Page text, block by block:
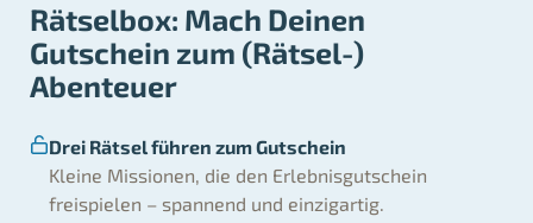
Rätselbox: Mach Deinen
Gutschein zum (Rätsel-)
Abenteuer
Drei Rätsel führen zum Gutschein
Kleine Missionen, die den Erlebnisgutschein
freispielen – spannend und einzigartig.